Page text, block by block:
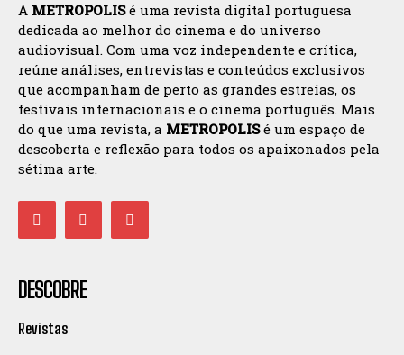
A METROPOLISé uma revista digital portuguesa
dedicada ao melhor do cinema e do universo
audiovisual. Com uma voz independente e crítica,
reúne análises, entrevistas e conteúdos exclusivos
que acompanham de perto as grandes estreias, os
festivais internacionais e o cinema português. Mais
do que uma revista, a METROPOLISé um espaço de
descoberta e reflexão para todos os apaixonados pela
sétima arte.
DESCOBRE
Revistas